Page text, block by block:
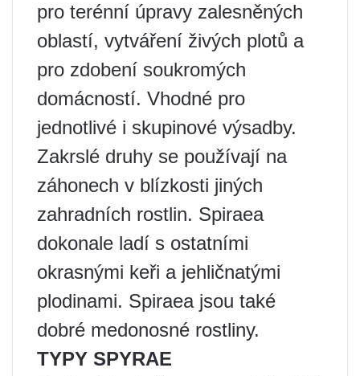
pro terénní úpravy zalesněných
oblastí, vytváření živých plotů a
pro zdobení soukromých
domácností. Vhodné pro
jednotlivé i skupinové výsadby.
Zakrslé druhy se používají na
záhonech v blízkosti jiných
zahradních rostlin. Spiraea
dokonale ladí s ostatními
okrasnými keři a jehličnatými
plodinami. Spiraea jsou také
dobré medonosné rostliny.
TYPY SPYRAE